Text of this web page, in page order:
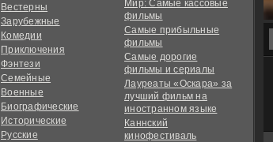
Вестерны
Зарубежные
Комедии
Приключения
Фэнтези
Семейные
Военные
Биографические
Исторические
Русские
Мир: Самые кассовые
фильмы
Самые прибыльные
фильмы
Самые дорогие
фильмы и сериалы
Лауреаты «Оскара» за
лучший фильм на
иностранном языке
Каннский
кинофестиваль
0